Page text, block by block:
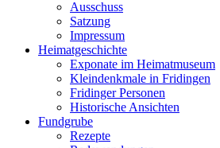
Ausschuss
Satzung
Impressum
Heimatgeschichte
Exponate im Heimatmuseum
Kleindenkmale in Fridingen
Fridinger Personen
Historische Ansichten
Fundgrube
Rezepte